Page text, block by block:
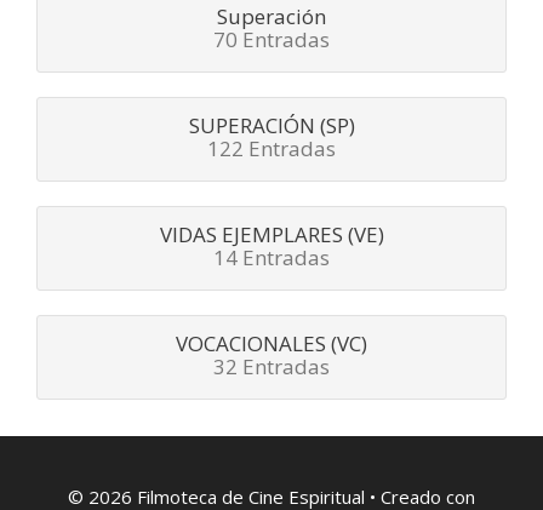
Superación
70 Entradas
SUPERACIÓN (SP)
122 Entradas
VIDAS EJEMPLARES (VE)
14 Entradas
VOCACIONALES (VC)
32 Entradas
© 2026 Filmoteca de Cine Espiritual • Creado con